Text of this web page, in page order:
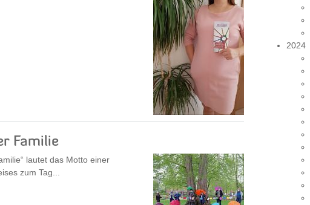
Familie
lautet das Motto einer
zum Tag...
2024